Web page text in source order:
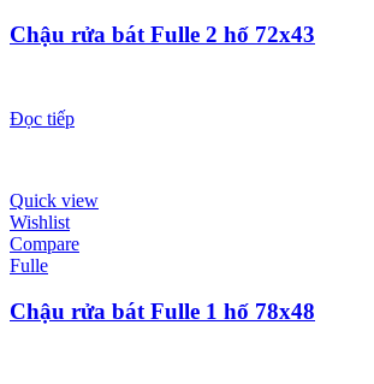
Chậu rửa bát Fulle 2 hố 72x43
Đọc tiếp
Quick view
Wishlist
Compare
Fulle
Chậu rửa bát Fulle 1 hố 78x48